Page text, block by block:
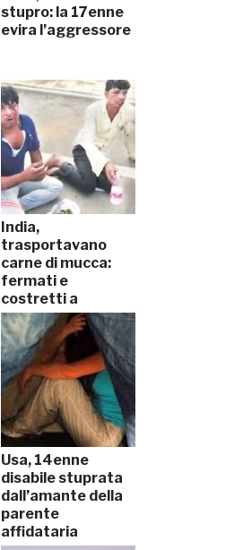
stupro: la 17enne
evira l’aggressore
India,
trasportavano
carne di mucca:
fermati e
costretti a
mangiarne le feci
Usa, 14enne
disabile stuprata
dall’amante della
parente
affidataria